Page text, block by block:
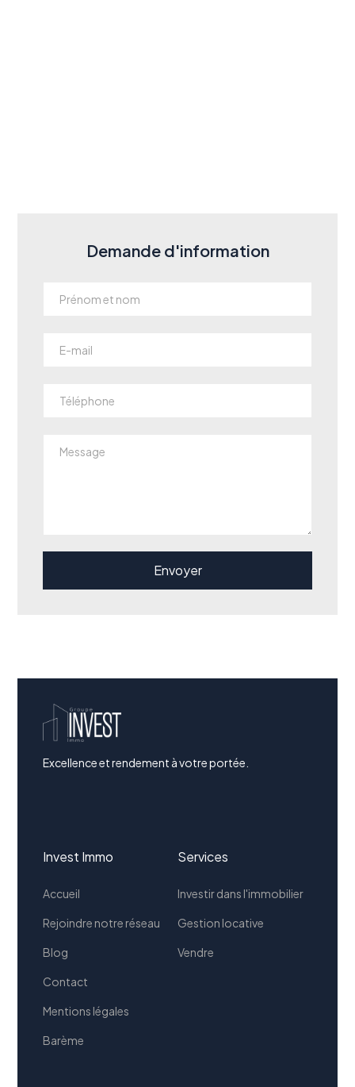
Demande d'information
Excellence et rendement à votre portée.
Invest Immo
Accueil
Rejoindre notre réseau
Blog
Contact
Mentions légales
Barème
Services
Investir dans l'immobilier
Gestion locative
Vendre